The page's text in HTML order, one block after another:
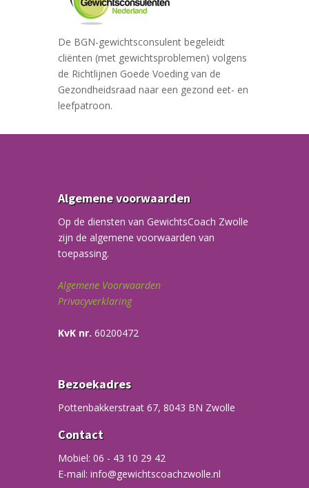
De BGN-gewichtsconsulent begeleidt
cliënten (met gewichtsproblemen) volgens
de Richtlijnen Goede Voeding van de
Gezondheidsraad naar een gezond eet- en
leefpatroon.
Algemene voorwaarden
Op de diensten van GewichtsCoach Zwolle
zijn de algemene voorwaarden van
toepassing.
Algemene Voorwaarden
Privacyverklaring
KvK nr. 60200472
Bezoekadres
Pottenbakkerstraat 67, 8043 BN Zwolle
Contact
Mobiel: 06 - 43 10 29 42
E-mail: info@gewichtscoachzwolle.nl